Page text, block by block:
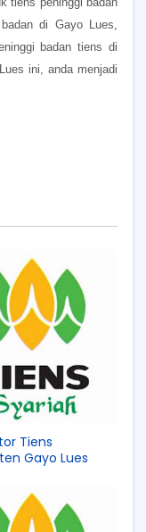
di Gayo Lues,
badan tiens di
ini, anda menjadi
Tiens
Gayo Lues